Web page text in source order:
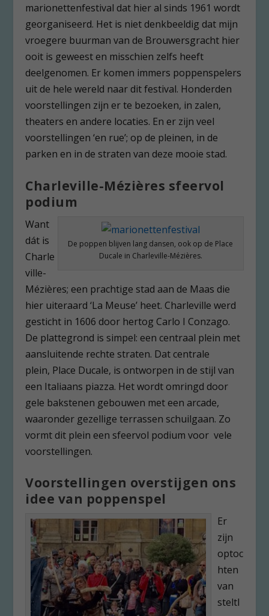
marionettenfestival dat hier al sinds 1961 wordt
georganiseerd. Het is niet denkbeeldig dat mijn
vroegere buurman van de Brouwersgracht hier
ooit is geweest en misschien zelfs heeft
deelgenomen. Er komen immers poppenspelers
uit de hele wereld naar dit festival. Honderden
voorstellingen zijn er te bezoeken, in zalen,
theaters en andere locaties. En er zijn veel
voorstellingen ‘en rue’; op de pleinen, in de
parken en in de straten van deze mooie stad.
Charleville-Mézières sfeervol
podium
De poppen blijven lang dansen, ook op de Place
Ducale in Charleville-Mézières.
Want
dát is
Charle
ville-
Mézières; een prachtige stad aan de Maas die
hier uiteraard ‘La Meuse’ heet. Charleville werd
gesticht in 1606 door hertog Carlo I Conzago.
De plattegrond is simpel: een centraal plein met
aansluitende rechte straten. Dat centrale
plein, Place Ducale, is ontworpen in de stijl van
een Italiaans piazza. Het wordt omringd door
gele bakstenen gebouwen met een arcade,
waaronder gezellige terrassen schuilgaan. Zo
vormt dit plein een sfeervol podium voor vele
voorstellingen.
Voorstellingen overstijgen ons
idee van poppenspel
Er
zijn
optoc
hten
van
steltl